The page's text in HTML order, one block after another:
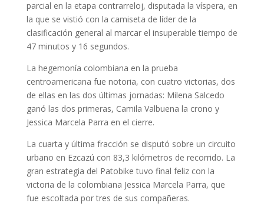
parcial en la etapa contrarreloj, disputada la víspera, en
la que se vistió con la camiseta de líder de la
clasificación general al marcar el insuperable tiempo de
47 minutos y 16 segundos.
La hegemonía colombiana en la prueba
centroamericana fue notoria, con cuatro victorias, dos
de ellas en las dos últimas jornadas: Milena Salcedo
ganó las dos primeras, Camila Valbuena la crono y
Jessica Marcela Parra en el cierre.
La cuarta y última fracción se disputó sobre un circuito
urbano en Ezcazú con 83,3 kilómetros de recorrido. La
gran estrategia del Patobike tuvo final feliz con la
victoria de la colombiana Jessica Marcela Parra, que
fue escoltada por tres de sus compañeras.